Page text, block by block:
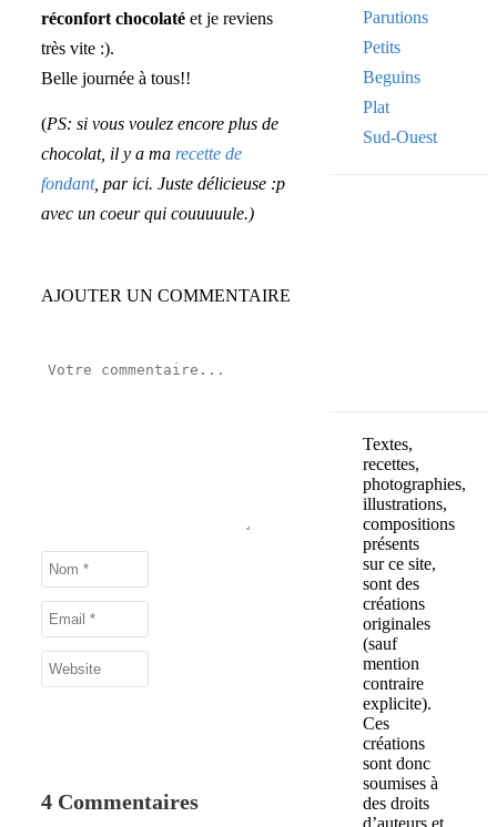
réconfort chocolaté et je reviens
très vite :).
Belle journée à tous!!
(PS: si vous voulez encore plus de
chocolat, il y a ma recette de
fondant, par ici. Juste délicieuse :p
avec un coeur qui couuuuule.)
AJOUTER UN COMMENTAIRE
4 Commentaires
Parutions
Petits
Beguins
Plat
Sud-Ouest
Textes,
recettes,
photographies,
illustrations,
compositions
présents
sur ce site,
sont des
créations
originales
(sauf
mention
contraire
explicite).
Ces
créations
sont donc
soumises à
des droits